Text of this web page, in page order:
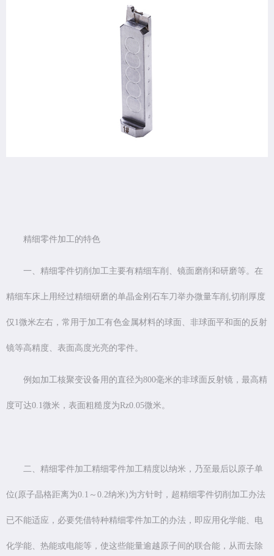
精细零件加工的特色
一、精细零件切削加工主要有精细车削、镜面磨削和研磨等。在
精细车床上用经过精细研磨的单晶金刚石车刀举办微量车削,切削厚度
仅1微米左右，常用于加工有色金属材料的球面、非球面平和面的反射
镜等高精度、表面高度光亮的零件。
例如加工核聚变设备用的直径为800毫米的非球面反射镜，最高精
度可达0.1微米，表面粗糙度为Rz0.05微米。
二、精细零件加工精细零件加工精度以纳米，乃至最后以原子单
位(原子晶格距离为0.1～0.2纳米)为方针时，超精细零件切削加工办法
已不能适应，必要凭借特种精细零件加工的办法，即应用化学能、电
化学能、热能或电能等，使这些能量逾越原子间的联合能，从而去除